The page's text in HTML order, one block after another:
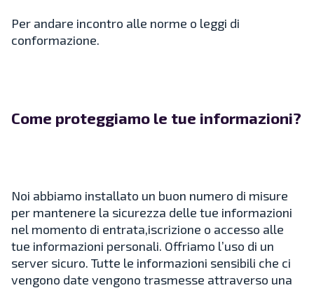
Per andare incontro alle norme o leggi di
conformazione.
Come proteggiamo le tue informazioni?
Noi abbiamo installato un buon numero di misure
per mantenere la sicurezza delle tue informazioni
nel momento di entrata,iscrizione o accesso alle
tue informazioni personali. Offriamo l’uso di un
server sicuro. Tutte le informazioni sensibili che ci
vengono date vengono trasmesse attraverso una